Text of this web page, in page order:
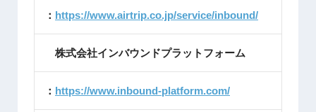
： https://www.airtrip.co.jp/service/inbound/
株式会社インバウンドプラットフォーム
： https://www.inbound-platform.com/